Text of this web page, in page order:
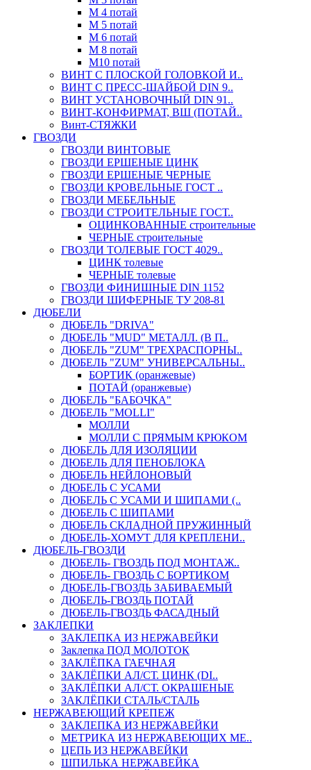
М 4 потай
М 5 потай
М 6 потай
М 8 потай
М10 потай
ВИНТ С ПЛОСКОЙ ГОЛОВКОЙ И..
ВИНТ С ПРЕСС-ШАЙБОЙ DIN 9..
ВИНТ УСТАНОВОЧНЫЙ DIN 91..
ВИНТ-КОНФИРМАТ, ВШ (ПОТАЙ..
Винт-СТЯЖКИ
ГВОЗДИ
ГВОЗДИ ВИНТОВЫЕ
ГВОЗДИ ЕРШЕНЫЕ ЦИНК
ГВОЗДИ ЕРШЕНЫЕ ЧЕРНЫЕ
ГВОЗДИ КРОВЕЛЬНЫЕ ГОСТ ..
ГВОЗДИ МЕБЕЛЬНЫЕ
ГВОЗДИ СТРОИТЕЛЬНЫЕ ГОСТ..
ОЦИНКОВАННЫЕ строительные
ЧЕРНЫЕ строительные
ГВОЗДИ ТОЛЕВЫЕ ГОСТ 4029..
ЦИНК толевые
ЧЕРНЫЕ толевые
ГВОЗДИ ФИНИШНЫЕ DIN 1152
ГВОЗДИ ШИФЕРНЫЕ ТУ 208-81
ДЮБЕЛИ
ДЮБЕЛЬ "DRIVA"
ДЮБЕЛЬ "MUD" МЕТАЛЛ. (В П..
ДЮБЕЛЬ "ZUM" ТРЕХРАСПОРНЫ..
ДЮБЕЛЬ "ZUM" УНИВЕРСАЛЬНЫ..
БОРТИК (оранжевые)
ПОТАЙ (оранжевые)
ДЮБЕЛЬ "БАБОЧКА"
ДЮБЕЛЬ "МOLLI"
МОЛЛИ
МОЛЛИ С ПРЯМЫМ КРЮКОМ
ДЮБЕЛЬ ДЛЯ ИЗОЛЯЦИИ
ДЮБЕЛЬ ДЛЯ ПЕНОБЛОКА
ДЮБЕЛЬ НЕЙЛОНОВЫЙ
ДЮБЕЛЬ С УСАМИ
ДЮБЕЛЬ С УСАМИ И ШИПАМИ (..
ДЮБЕЛЬ С ШИПАМИ
ДЮБЕЛЬ СКЛАДНОЙ ПРУЖИННЫЙ
ДЮБЕЛЬ-ХОМУТ ДЛЯ КРЕПЛЕНИ..
ДЮБЕЛЬ-ГВОЗДИ
ДЮБЕЛЬ- ГВОЗДЬ ПОД МОНТАЖ..
ДЮБЕЛЬ- ГВОЗДЬ С БОРТИКОМ
ДЮБЕЛЬ-ГВОЗДЬ ЗАБИВАЕМЫЙ
ДЮБЕЛЬ-ГВОЗДЬ ПОТАЙ
ДЮБЕЛЬ-ГВОЗДЬ ФАСАДНЫЙ
ЗАКЛЕПКИ
ЗАКЛЕПКА ИЗ НЕРЖАВЕЙКИ
Заклепка ПОД МОЛОТОК
ЗАКЛЁПКА ГАЕЧНАЯ
ЗАКЛЁПКИ АЛ/СТ. ЦИНК (DI..
ЗАКЛЁПКИ АЛ/СТ. ОКРАШЕНЫЕ
ЗАКЛЁПКИ СТАЛЬ/СТАЛЬ
НЕРЖАВЕЮЩИЙ КРЕПЕЖ
ЗАКЛЕПКА ИЗ НЕРЖАВЕЙКИ
МЕТРИКА ИЗ НЕРЖАВЕЮЩИХ МЕ..
ЦЕПЬ ИЗ НЕРЖАВЕЙКИ
ШПИЛЬКА НЕРЖАВЕЙКА